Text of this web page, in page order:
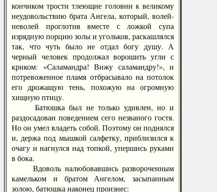
кончиком трости тлеющие головни к великому
неудовольствию брата Ангела, который, волей-
неволей проглотив вместе с ложкой супа
изрядную порцию золы и угольков, раскашлялся
так, что чуть было не отдал богу душу. А
черный человек продолжал ворошить угли с
криком: «Саламандра! Вижу саламандру!», и
потревоженное пламя отбрасывало на потолок
его дрожащую тень, похожую на огромную
хищную птицу.
Батюшка был не только удивлен, но и
раздосадован поведением сего незваного гостя.
Но он умел владеть собой. Поэтому он поднялся
и, держа под мышкой салфетку, приблизился к
очагу и нагнулся над топкой, упершись руками
в бока.
Вдоволь налюбовавшись развороченным
камельком и братом Ангелом, засыпанным
золою, батюшка наконец произнес: